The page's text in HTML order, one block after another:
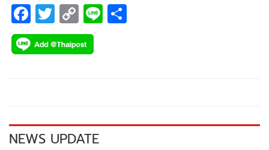
F
ac
e
k
T
wi
tt
C
o
p
k
Li
NEWS UPDATE